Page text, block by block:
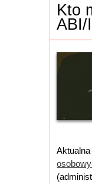
Kto
ABI/
Aktualna